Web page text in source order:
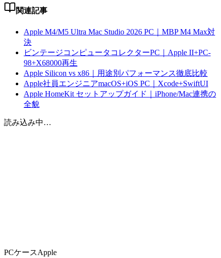
関連記事
Apple M4/M5 Ultra Mac Studio 2026 PC｜MBP M4 Max対
決
ビンテージコンピュータコレクターPC｜Apple II+PC-
98+X68000再生
Apple Silicon vs x86｜用途別パフォーマンス徹底比較
Apple社員エンジニアmacOS+iOS PC｜Xcode+SwiftUI
Apple HomeKit セットアップガイド｜iPhone/Mac連携の
全貌
読み込み中…
PCケースApple